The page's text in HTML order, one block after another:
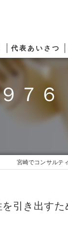
代表あいさつ
７６
宮崎でコンサルテ
引き出すた